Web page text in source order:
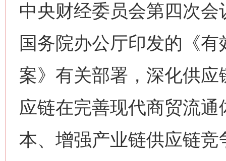
中央财经委员会第四次
国务院办公厅印发的《
案》有关部署，深化供
应链在完善现代商贸流
本、增强产业链供应链